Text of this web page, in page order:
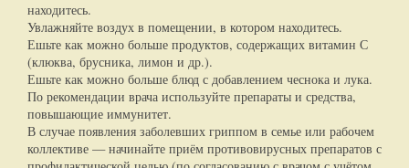
находитесь.
Увлажняйте воздух в помещении, в котором находитесь.
Ешьте как можно больше продуктов, содержащих витамин С
(клюква, брусника, лимон и др.).
Ешьте как можно больше блюд с добавлением чеснока и лука.
По рекомендации врача используйте препараты и средства,
повышающие иммунитет.
В случае появления заболевших гриппом в семье или рабочем
коллективе — начинайте приём противовирусных препаратов с